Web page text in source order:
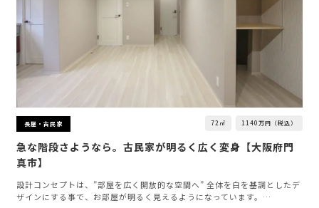
長屋・古民家 72㎡ 1140万円（税込）
急な階段さようなら。古民家が明るく広く変身【大阪府門
真市】
設計コンセプトは、”部屋を広く開放的な空間へ” 全体を白を基調としたデ
ザインにする事で、お部屋が明るく見えるようになっています。…